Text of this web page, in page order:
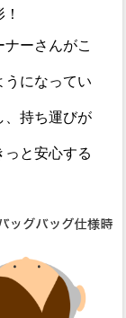
ーさんがこ
うになってい
、持ち運びが
と安心する